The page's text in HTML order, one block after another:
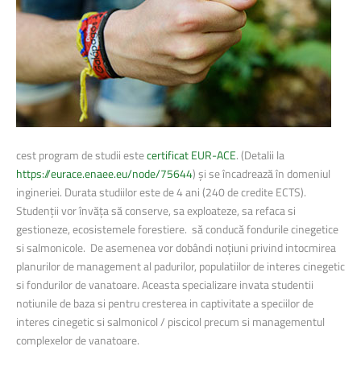
cest program de studii estecertificat EUR-ACE. (Detalii la
https://eurace.enaee.eu/node/75644) și se încadrează în domeniul
ingineriei. Durata studiilor este de 4 ani (240 de credite ECTS).
Studenții vor învăța să conserve, sa exploateze, sa refaca si
gestioneze, ecosistemele forestiere. să conducă fondurile cinegetice
si salmonicole. De asemenea vor dobândi noțiuni privind intocmirea
planurilor de management al padurilor, populatiilor de interes cinegetic
si fondurilor de vanatoare. Aceasta specializare invata studentii
notiunile de baza si pentru cresterea in captivitate a speciilor de
interes cinegetic si salmonicol / piscicol precum si managementul
complexelor de vanatoare.